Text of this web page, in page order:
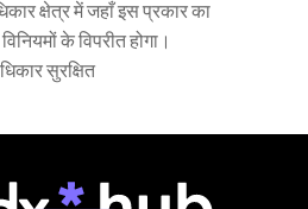
क्षेत्र में जहाँ इस प्रकार का
के विपरीत होगा।
सुरक्षित